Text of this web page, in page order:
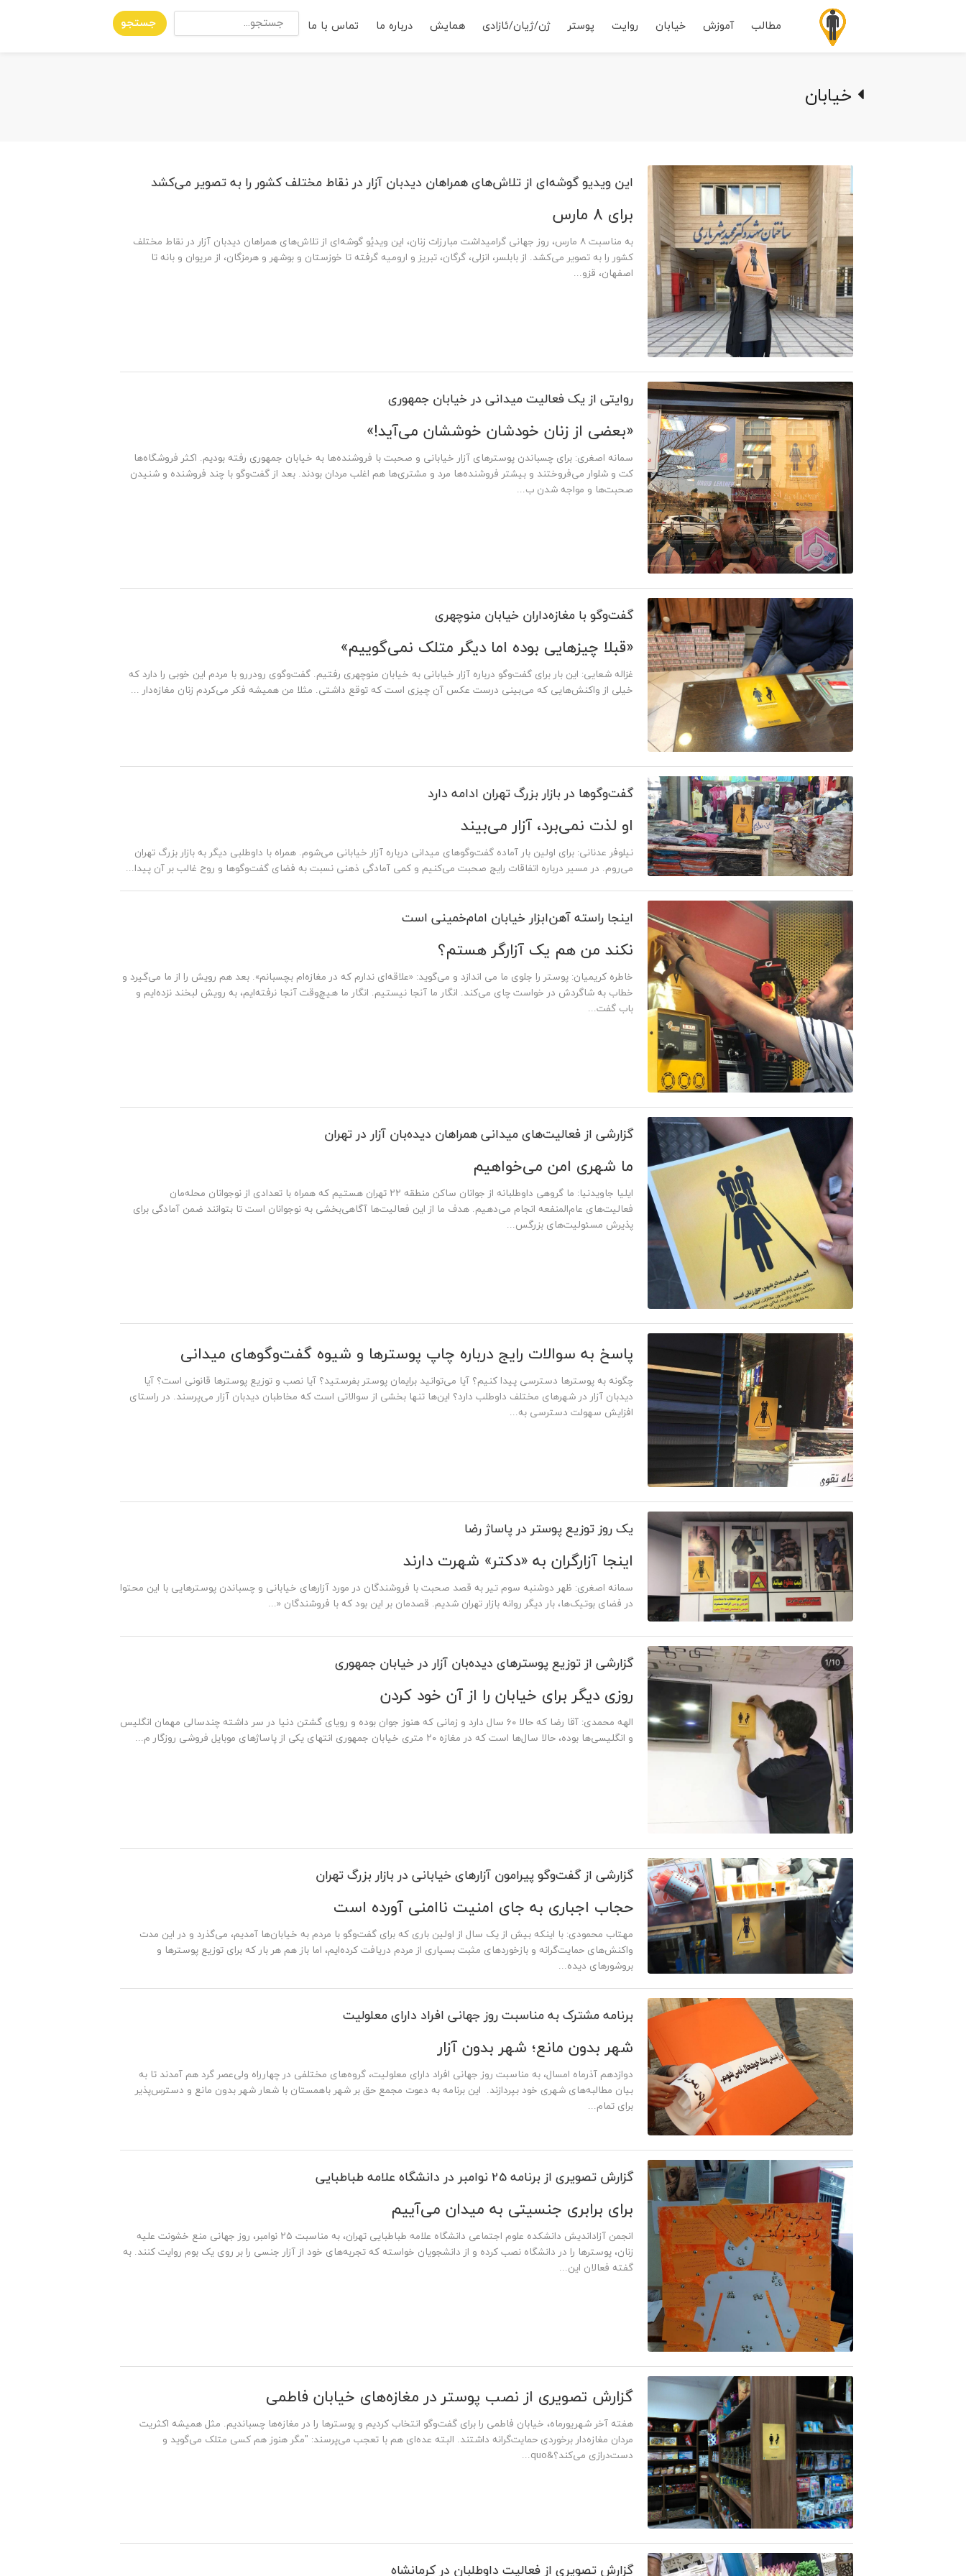
مطالب آموزش خیابان روایت پوستر ژن/ژیان/ئازادی همایش درباره ما تماس با ما جستجو
خیابان
این ویدیو گوشه‌ای از تلاش‌های همراهان دیدبان آزار در نقاط مختلف کشور را به تصویر می‌کشد
برای 8 مارس
به مناسبت ۸ مارس، روز جهانی گرامیداشت مبارزات زنان، این ویدیٔو گوشه‌ای از تلاش‌های همراهان دیدبان آزار در نقاط مختلف
کشور را به تصویر می‌کشد. از بابلسر، انزلی، گرگان، تبریز و ارومیه گرفته تا خوزستان و بوشهر و هرمزگان، از مریوان و بانه تا
اصفهان، قزو...
روایتی از یک فعالیت میدانی در خیابان جمهوری
«بعضی از زنان خودشان خوششان می‌آید!»
سمانه اصغری: برای چسباندن پوسترهای آزار خیابانی و صحبت با فروشنده‌ها به خیابان جمهوری رفته بودیم. اکثر فروشگاه‌ها
کت و شلوار می‌فروختند و بیشتر فروشنده‌ها مرد و مشتری‌ها هم اغلب مردان بودند. بعد از گفت‌وگو با چند فروشنده و شنیدن
صحبت‌ها و مواجه شدن ب...
گفت‌وگو با مغازه‌داران خیابان منوچهری
«قبلا چیزهایی بوده اما دیگر متلک نمی‌گوییم»
غزاله شعایی: این بار برای گفت‌وگو درباره آزار خیابانی به خیابان منوچهری رفتیم. گفت‌وگوی رودررو با مردم این خوبی را دارد که
خیلی از واکنش‌هایی که می‌بینی درست عکس آن چیزی است که توقع داشتی. مثلا من همیشه فکر می‌کردم زنان مغازه‌دار ...
گفت‌وگوها در بازار بزرگ تهران ادامه دارد
او لذت نمی‌برد، آزار می‌بیند
نیلوفر عدنانی: برای اولین بار آماده گفت‌وگوهای میدانی درباره آزار خیابانی می‌شوم. همراه با داوطلبی دیگر به بازار بزرگ تهران
می‌روم. در مسیر درباره اتفاقات رایج صحبت می‌کنیم و کمی آمادگی ذهنی نسبت به فضای گفت‌وگوها و روح غالب بر آن پیدا...
اینجا راسته‌ آهن‌ابزار خیابان امام‌خمینی‌ است
نکند من هم یک آزارگر هستم؟
خاطره کریمیان: پوستر را جلوی ما می اندازد و ‌می‌گوید: «علاقه‌ای ندارم که در مغازه‌ام بچسبانم». بعد هم رویش را از ما می‌گیرد و
خطاب به شاگردش در خواست چای می‌کند. انگار ما آنجا نیستیم. انگار ما هیچ‌وقت آنجا نرفته‌ایم، به رویش لبخند نزده‌ایم و
باب گفت‌...
گزارشی از فعالیت‌های میدانی همراهان دیده‌بان آزار در تهران
ما شهری امن می‌خواهیم
ایلیا جاویدنیا: ما گروهی داوطلبانه از جوانان ساکن منطقه ۲۲ تهران هستیم که همراه با تعدادی از نوجوانان محله‌مان
فعالیت‌های عام‌المنفعه انجام می‌دهیم. هدف ما از این فعالیت‌ها آگاهی‌بخشی به نوجوانان است تا بتوانند ضمن آمادگی برای
پذیرش مسئولیت‌های بزرگس...
پاسخ به سوالات رایج درباره چاپ پوسترها و شیوه‌ گفت‌وگوهای میدانی
چگونه به پوسترها دسترسی پیدا کنیم؟ آیا می‌توانید برایمان پوستر بفرستید؟ آیا نصب و توزیع پوسترها قانونی است؟ آیا
دیدبان آزار در شهرهای مختلف داوطلب دارد؟ این‌ها تنها بخشی از سوالاتی است که مخاطبان دیدبان آزار می‌پرسند. در راستای
افزایش سهولت دسترسی به...
یک روز توزیع پوستر در پاساژ رضا
اینجا آزارگران به «دکتر» شهرت دارند
سمانه اصغری: ظهر دوشنبه سوم تیر به قصد صحبت با فروشندگان در مورد آزارهای خیابانی و چسباندن پوسترهایی با این محتوا
در فضای بوتیک‌ها، بار دیگر روانه بازار تهران شدیم. قصدمان بر این بود که با فروشندگان «...
گزارشی از توزیع پوسترهای دیده‌‌بان آزار در خیابان جمهوری
روزی دیگر برای خیابان را از آن خود کردن
الهه محمدی: آقا رضا که حالا ۶۰ سال دارد و زمانی که هنوز جوان بوده و رویای گشتن دنیا در سر داشته چندسالی مهمان انگلیس
و انگلیسی‌ها بوده، حالا سال‌ها است که در مغازه ۲۰ متری خیابان جمهوری انتهای یکی از پاساژهای موبایل فروشی روزگار م...
گزارشی از گفت‌وگو پیرامون آزارهای خیابانی در بازار بزرگ تهران
حجاب اجباری به جای امنیت ناامنی آورده است
مهتاب محمودی: با اینکه بیش از یک‌ سال از اولین باری که برای گفت‌وگو با مردم به خیابان‌ها آمدیم، می‌گذرد و در این مدت
واکنش‌های حمایت‌گرانه و بازخوردهای مثبت بسیاری از مردم دریافت کرده‌ایم، اما باز هم هر بار که برای توزیع پوسترها و
بروشورهای دیده...
برنامه مشترک به مناسبت روز جهانی افراد دارای معلولیت
شهر بدون مانع؛ شهر بدون آزار
دوازدهم آذرماه امسال، به مناسبت روز جهانی افراد دارای معلولیت، گروه‌های مختلفی در چهارراه ولی‌عصر گرد هم آمدند تا به
بیان مطالبه‌های شهری خود بپردازند. این برنامه به دعوت مجمع حق بر شهر باهمستان با شعار شهر بدون مانع و دسترس‌پذیر
برای تمام...
گزارش تصویری از برنامه 25 نوامبر در دانشگاه علامه طباطبایی
برای برابری جنسیتی به میدان می‌آییم
انجمن آزاداندیش دانشکده علوم اجتماعی دانشگاه علامه طباطبایی تهران، به مناسبت ۲۵ نوامبر، روز جهانی منع خشونت علیه
زنان، پوسترها را در دانشگاه نصب کرده و از دانشجویان خواسته‌ که تجربه‌های خود از آزار جنسی را بر روی یک بوم روایت کنند. به
گفته فعالان این...
گزارش تصویری از نصب پوستر در مغازه‌های خیابان فاطمی
هفته آخر شهریورماه، خیابان فاطمی را برای گفت‌وگو انتخاب کردیم و پوسترها را در مغازه‌ها چسباندیم. مثل همیشه اکثریت
مردان مغازه‌دار برخوردی حمایت‌گرانه داشتند. البته عده‌ای هم با تعجب می‌پرسند: "مگر هنوز هم کسی متلک می‌گوید و
دست‌درازی می‌کند؟&quo...
گزارش تصویری از فعالیت داوطلبان در کرمانشاه